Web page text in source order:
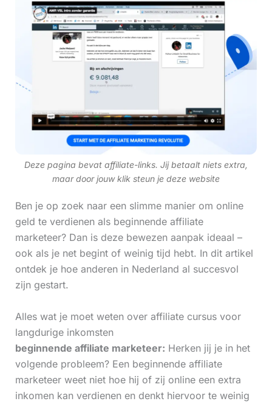
Deze pagina bevat affiliate-links. Jij betaalt niets extra,
maar door jouw klik steun je deze website
Ben je op zoek naar een slimme manier om online
geld te verdienen als beginnende affiliate
marketeer? Dan is deze bewezen aanpak ideaal –
ook als je net begint of weinig tijd hebt. In dit artikel
ontdek je hoe anderen in Nederland al succesvol
zijn gestart.
Alles wat je moet weten over affiliate cursus voor
langdurige inkomsten
beginnende affiliate marketeer: Herken jij je in het
volgende probleem? Een beginnende affiliate
marketeer weet niet hoe hij of zij online een extra
inkomen kan verdienen en denkt hiervoor te weinig